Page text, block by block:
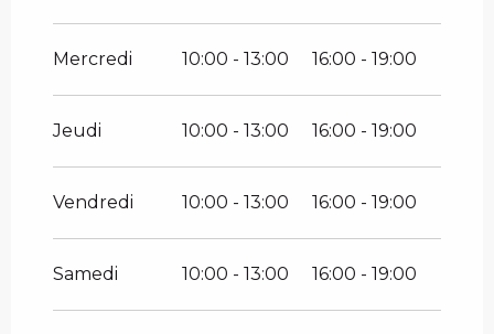
Mercredi 10:00 - 13:00 16:00 - 19:00
Jeudi 10:00 - 13:00 16:00 - 19:00
Vendredi 10:00 - 13:00 16:00 - 19:00
Samedi 10:00 - 13:00 16:00 - 19:00